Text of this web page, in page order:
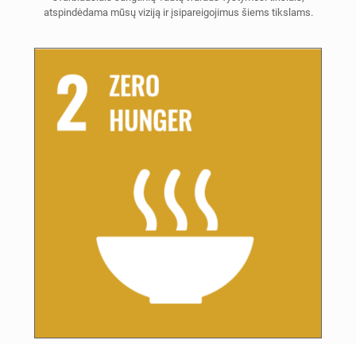
atspindėdama mūsų viziją ir įsipareigojimus šiems tikslams.